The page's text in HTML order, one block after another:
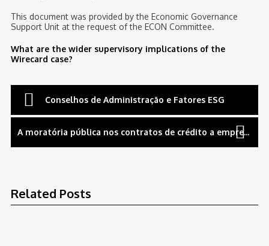
This document was provided by the Economic Governance
Support Unit at the request of the ECON Committee.
What are the wider supervisory implications of the
Wirecard case?
Navegação
de
artigos
Conselhos de Administração e Fatores ESG
A moratória pública nos contratos de crédito a empresas e as cláusulas de cross default
Related Posts